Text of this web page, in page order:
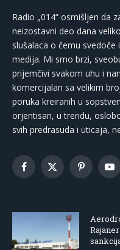
Radio „014“ osmišljen da
neizostavni deo dana
slušalaca o čemu
medija. Mi smo brzi,
prijemčivi svakom uhu i
komercijalan sa velikim
poruka kreiranih u
orjentisan, u trendu,
svih predrasuda i uticaja,
Facebook
X
Pinterest